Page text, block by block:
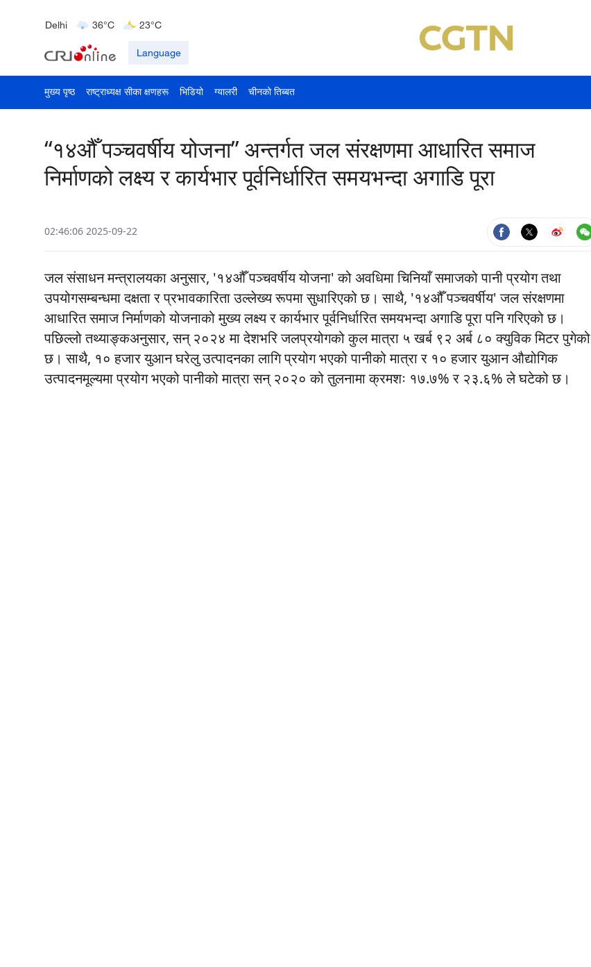
Delhi
36°C
23°C
Language
मुख्य पृष्ठ राष्ट्राध्यक्ष सीका क्षणहरू भिडियो ग्यालरी चीनको तिब्बत
“१४औँ पञ्चवर्षीय योजना” अन्तर्गत जल संरक्षणमा आधारित समाज
निर्माणको लक्ष्य र कार्यभार पूर्वनिर्धारित समयभन्दा अगाडि पूरा
02:46:06 2025-09-22
जल संसाधन मन्त्रालयका अनुसार, '१४औँ पञ्चवर्षीय योजना' को अवधिमा चिनियाँ समाजको पानी प्रयोग तथा
उपयोगसम्बन्धमा दक्षता र प्रभावकारिता उल्लेख्य रूपमा सुधारिएको छ। साथै, '१४औँ पञ्चवर्षीय' जल संरक्षणमा
आधारित समाज निर्माणको योजनाको मुख्य लक्ष्य र कार्यभार पूर्वनिर्धारित समयभन्दा अगाडि पूरा पनि गरिएको छ।
पछिल्लो तथ्याङ्कअनुसार, सन् २०२४ मा देशभरि जलप्रयोगको कुल मात्रा ५ खर्ब ९२ अर्ब ८० क्युविक मिटर पुगेको
छ। साथै, १० हजार युआन घरेलु उत्पादनका लागि प्रयोग भएको पानीको मात्रा र १० हजार युआन औद्योगिक
उत्पादनमूल्यमा प्रयोग भएको पानीको मात्रा सन् २०२० को तुलनामा क्रमशः १७.७% र २३.६% ले घटेको छ।